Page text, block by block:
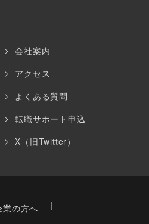
会社案内
アクセス
よくある質問
転職サポート申込
X（旧Twitter）
業の方へ